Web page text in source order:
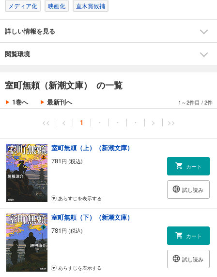
メディア化 映画化 直木賞候補
詳しい情報を見る
閲覧環境
室町無頼（新潮文庫） の一覧
1巻へ 最新刊へ 1～2件目 /2件
<< < 1 ・ ・ ・ > >>
室町無頼（上）（新潮文庫）
781円 (税込)
カート
試し読み
あらすじを表示する
室町無頼（下）（新潮文庫）
781円 (税込)
カート
試し読み
あらすじを表示する